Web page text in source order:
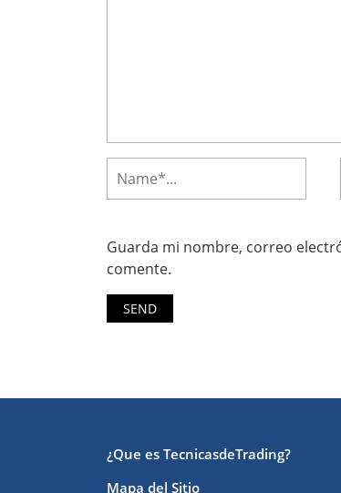
Guarda mi nombre, correo
comente.
¿Que es TecnicasdeTrading?
Mapa del Sitio